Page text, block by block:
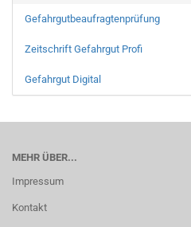
Gefahrgutbeaufragtenprüfung
Zeitschrift Gefahrgut Profi
Gefahrgut Digital
MEHR ÜBER...
Impressum
Kontakt